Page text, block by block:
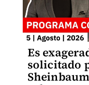
Es
solicitado